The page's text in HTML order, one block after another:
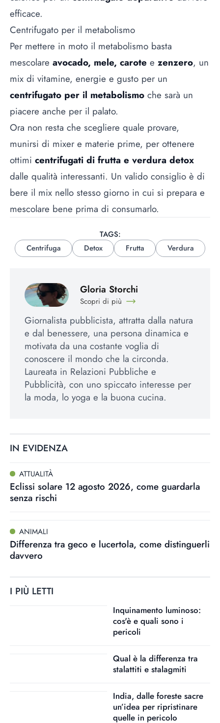
efficace.
Centrifugato per il metabolismo
Per mettere in moto il metabolismo basta
mescolare avocado, mele, carote e zenzero, un
mix di vitamine, energie e gusto per un
centrifugato per il metabolismo che sarà un
piacere anche per il palato.
Ora non resta che scegliere quale provare,
munirsi di mixer e materie prime, per ottenere
ottimi centrifugati di frutta e verdura detox
dalle qualità interessanti. Un valido consiglio è di
bere il mix nello stesso giorno in cui si prepara e
mescolare bene prima di consumarlo.
TAGS:
Centrifuga
Detox Frutta Verdura
Gloria Storchi
Scopri di più
Giornalista pubblicista, attratta dalla natura
e dal benessere, una persona dinamica e
motivata da una costante voglia di
conoscere il mondo che la circonda.
Laureata in Relazioni Pubbliche e
Pubblicità, con uno spiccato interesse per
la moda, lo yoga e la buona cucina.
IN EVIDENZA
ATTUALITÀ
Eclissi solare 12 agosto 2026, come guardarla
senza rischi
ANIMALI
Differenza tra geco e lucertola, come distinguerli
davvero
I PIÙ LETTI
Inquinamento luminoso:
cos'è e quali sono i
pericoli
Qual è la differenza tra
stalattiti e stalagmiti
India, dalle foreste sacre
un’idea per ripristinare
quelle in pericolo